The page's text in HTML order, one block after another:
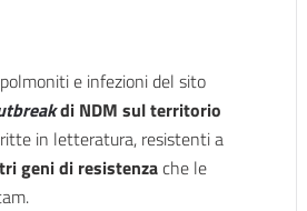
e infezioni del sito
di NDM sul territorio
in letteratura, resistenti a
geni di resistenzache le